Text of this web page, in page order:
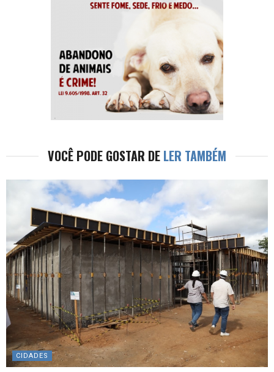
VOCÊ PODE GOSTAR DE LER TAMBÉM
CIDADES